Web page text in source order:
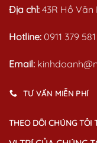
Địa chỉ: 43R Hồ Văn
Hotline: 0911 379 581
Email:
TƯ VẤN MIỄN PHÍ
THEO DÕI CHÚNG TÔI